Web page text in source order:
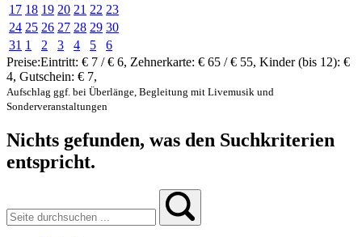
17 18 19 20 21 22 23
24 25 26 27 28 29 30
31 1 2 3 4 5
6
Preise:Eintritt: € 7 / € 6, Zehnerkarte: € 65 / € 55, Kinder (bis 12): €
4, Gutschein: € 7,
Aufschlag ggf. bei Überlänge, Begleitung mit Livemusik und
Sonderveranstaltungen
Nichts gefunden, was den Suchkriterien
entspricht.